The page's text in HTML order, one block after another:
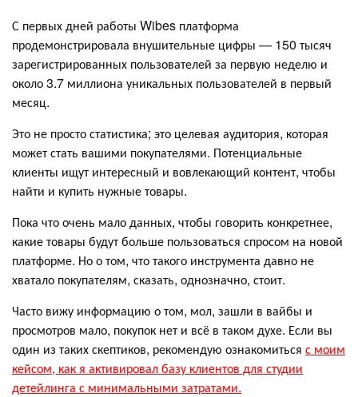
С первых дней работы Wibes платформа
продемонстрировала внушительные цифры — 150 тысяч
зарегистрированных пользователей за первую неделю и
около 3.7 миллиона уникальных пользователей в первый
месяц.
Это не просто статистика; это целевая аудитория, которая
может стать вашими покупателями. Потенциальные
клиенты ищут интересный и вовлекающий контент, чтобы
найти и купить нужные товары.
Пока что очень мало данных, чтобы говорить конкретнее,
какие товары будут больше пользоваться спросом на новой
платформе. Но о том, что такого инструмента давно не
хватало покупателям, сказать, однозначно, стоит.
Часто вижу информацию о том, мол, зашли в вайбы и
просмотров мало, покупок нет и всё в таком духе. Если вы
один из таких скептиков, рекомендую ознакомиться с моим
кейсом, как я активировал базу клиентов для студии
детейлинга с минимальными затратами.